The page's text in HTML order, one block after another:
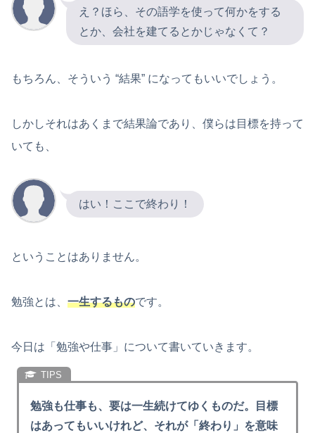
え？ほら、その語学を使って何かをする
とか、会社を建てるとかじゃなくて？
もちろん、そういう “結果” になってもいいでしょう。
しかしそれはあくまで結果論であり、僕らは目標を持って
いても、
はい！ここで終わり！
ということはありません。
勉強とは、 一生するものです。
今日は「勉強や仕事」について書いていきます。
勉強も仕事も、要は一生続けてゆくものだ。目標
はあってもいいけれど、それが「終わり」を意味